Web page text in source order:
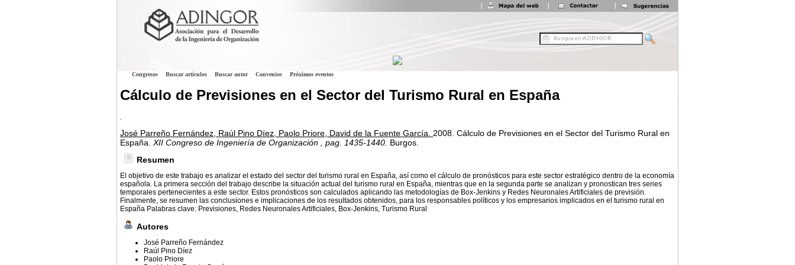
Congresos Buscar artículos Buscar autor Convenios Próximos eventos
Cálculo de Previsiones en el Sector del Turismo Rural en España
.
José Parreño Fernández, Raúl Pino Díez, Paolo Priore, David de la Fuente García. 2008. Cálculo de Previsiones en el Sector del Turismo Rural en
España. XII Congreso de Ingeniería de Organización , pag. 1435-1440. Burgos.
Resumen
El objetivo de este trabajo es analizar el estado del sector del turismo rural en España, así como el cálculo de pronósticos para este sector estratégico dentro de la economía
española. La primera sección del trabajo describe la situación actual del turismo rural en España, mientras que en la segunda parte se analizan y pronostican tres series
temporales pertenecientes a este sector. Estos pronósticos son calculados aplicando las metodologías de Box-Jenkins y Redes Neuronales Artificiales de previsión.
Finalmente, se resumen las conclusiones e implicaciones de los resultados obtenidos, para los responsables políticos y los empresarios implicados en el turismo rural en
España Palabras clave: Previsiones, Redes Neuronales Artificiales, Box-Jenkins, Turismo Rural
Autores
José Parreño Fernández
Raúl Pino Díez
Paolo Priore